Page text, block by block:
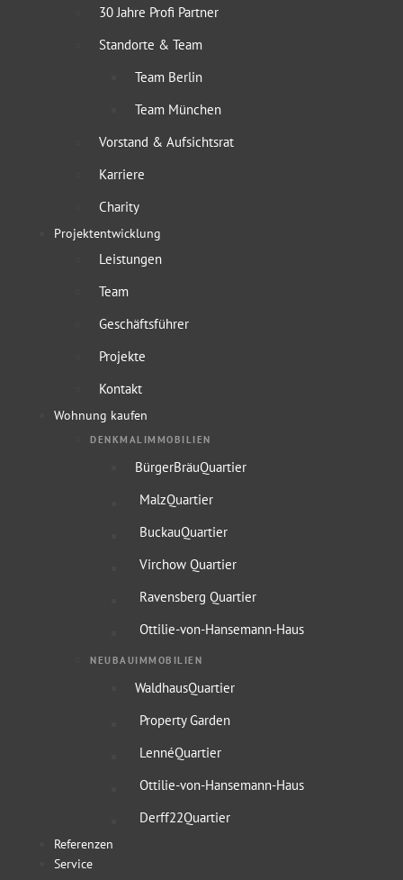
30 Jahre Profi Partner
Standorte & Team
Team Berlin
Team München
Vorstand & Aufsichtsrat
Karriere
Charity
Projektentwicklung
Leistungen
Team
Geschäftsführer
Projekte
Kontakt
Wohnung kaufen
DENKMALIMMOBILIEN
BürgerBräuQuartier
MalzQuartier
BuckauQuartier
Virchow Quartier
Ravensberg Quartier
Ottilie-von-Hansemann-Haus
NEUBAUIMMOBILIEN
WaldhausQuartier
Property Garden
LennéQuartier
Ottilie-von-Hansemann-Haus
Derff22Quartier
Referenzen
Service